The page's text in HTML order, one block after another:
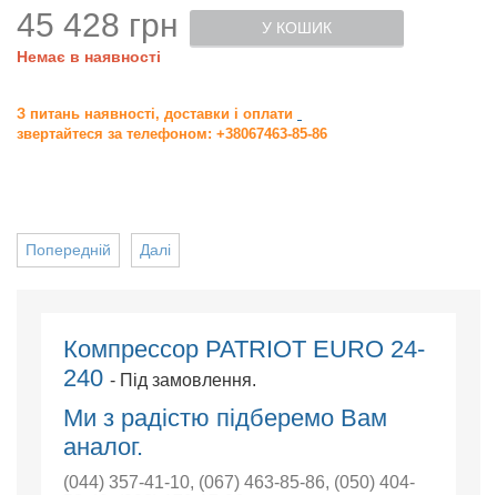
45 428 грн
Немає в наявності
У КОШИК
З питань наявності, доставки і оплати
звертайтеся за телефоном: +38067463-85-86
Далі
Попередній
Компрессор PATRIOT EURO 24-
240 - Під замовлення.
Ми з радістю підберемо Вам
аналог.
(044) 357-41-10, (067) 463-85-86, (050) 404-